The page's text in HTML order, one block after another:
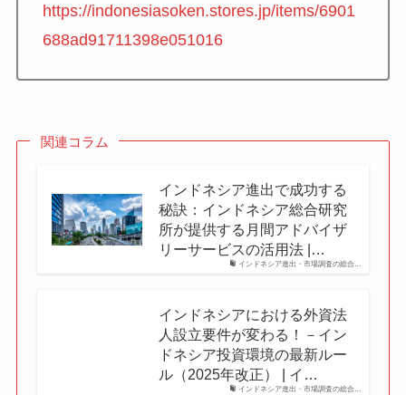
https://indonesiasoken.stores.jp/items/6901
688ad91711398e051016
関連コラム
インドネシア進出・市場調査の総合…
インドネシア進出で成功する
秘訣：インドネシア総合研究
所が提供する月間アドバイザ
リーサービスの活用法 |…
インドネシア進出・市場調査の総合…
インドネシアにおける外資法
人設立要件が変わる！－イン
ドネシア投資環境の最新ルー
ル（2025年改正） | イ…